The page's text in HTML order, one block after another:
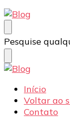
Blog
Dexpo –
Procurando
algo?
Pesquise
Blog
Dexpo –
Início
Voltar ao
Contato